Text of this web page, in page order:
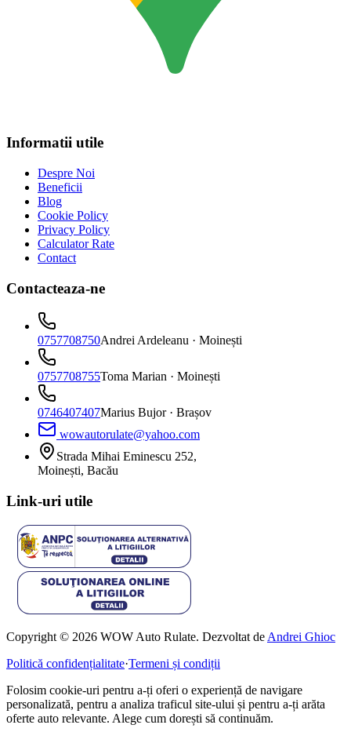
Informatii utile
Despre Noi
Beneficii
Blog
Cookie Policy
Privacy Policy
Calculator Rate
Contact
Contacteaza-ne
0757708750Andrei Ardeleanu · Moinești
0757708755Toma Marian · Moinești
0746407407Marius Bujor · Brașov
wowautorulate@yahoo.com
Strada Mihai Eminescu 252,
Moinești, Bacău
Link-uri utile
Copyright © 2026 WOW Auto Rulate. Dezvoltat de Andrei Ghioc
Politică confidențialitate·Termeni și condiții
Folosim cookie-uri pentru a-ți oferi o experiență de navigare
personalizată, pentru a analiza traficul site-ului și pentru a-ți arăta
oferte auto relevante. Alege cum dorești să continuăm.